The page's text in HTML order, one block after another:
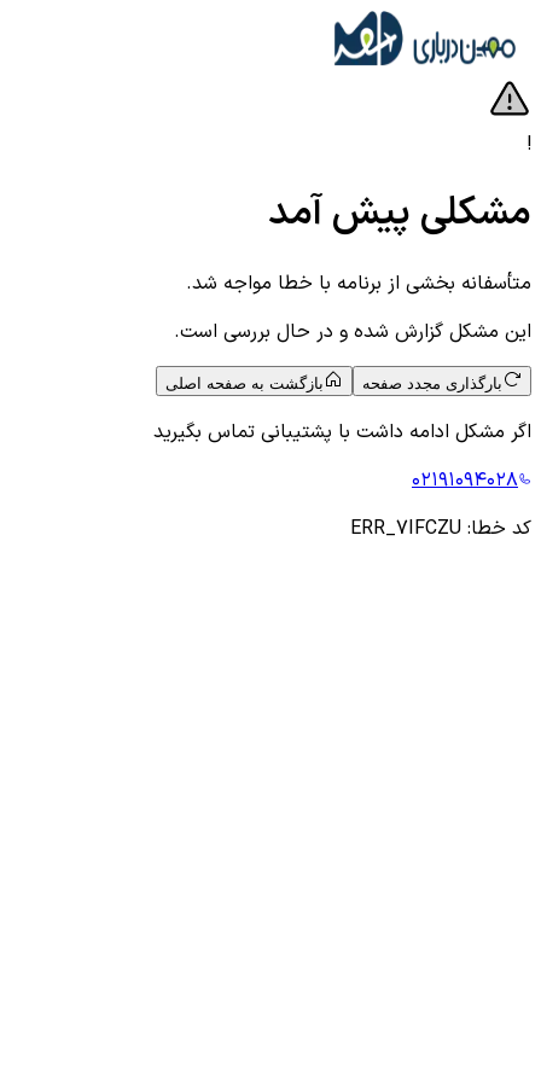
!
مشکلی پیش آمد
متأسفانه بخشی از برنامه با خطا مواجه شد.
این مشکل گزارش شده و در حال بررسی است.
بارگذاری مجدد صفحه بازگشت به صفحه اصلی
اگر مشکل ادامه داشت با پشتیبانی تماس بگیرید
۰۲۱۹۱۰۹۴۰۲۸
کد خطا: ERR_7IFCZU